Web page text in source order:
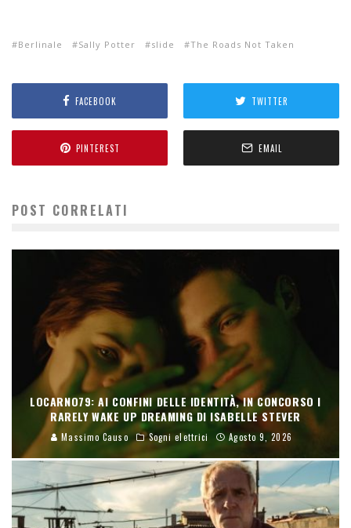
Berlinale Sally Potter slide The Roads Not Taken
FACEBOOK TWITTER
PINTEREST EMAIL
POST CORRELATI
LOCARNO79: AI CONFINI DELLE IDENTITÀ, IN CONCORSO I
RARELY WAKE UP DREAMING DI ISABELLE STEVER
Massimo Causo Sogni elettrici Agosto 9, 2026